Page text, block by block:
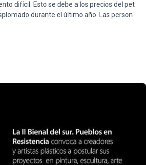
difícil. Esto se debe a los precios del pet
durante el último año. Las person